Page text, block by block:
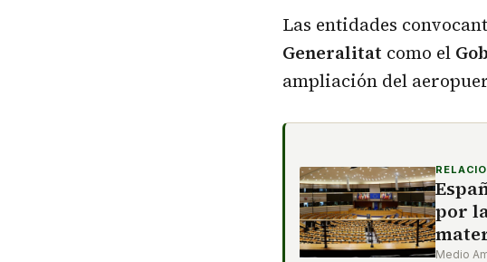
Las entidades
Generalitat como el
ampliación del
por
Medio